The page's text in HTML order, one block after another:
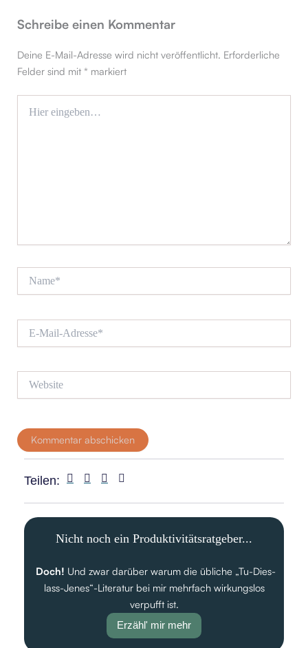
Schreibe einen Kommentar
Deine E-Mail-Adresse wird nicht veröffentlicht. Erforderliche
Felder sind mit * markiert
eingeben…
Mail-
Teilen:
Nicht noch ein Produktivitätsratgeber...
Doch! Und zwar darüber warum die übliche „Tu-Dies-
lass-Jenes“-Literatur bei mir mehrfach wirkungslos
verpufft ist.
Erzähl' mir mehr